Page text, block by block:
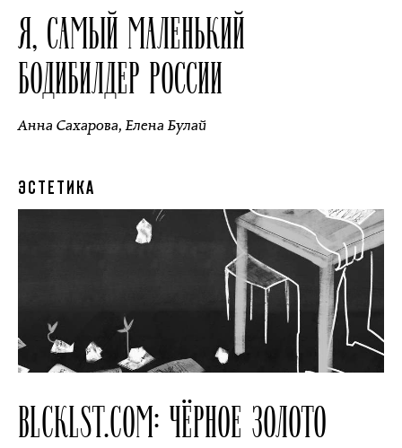
Я, САМЫЙ МАЛЕНЬКИЙ
БОДИБИЛДЕР РОССИИ
Анна Сахарова,Елена Булай
ЭСТЕТИКА
BLCKLST.COM: ЧЁРНОЕ ЗОЛОТО